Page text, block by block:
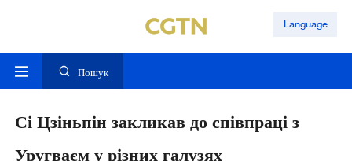
Language
Пошук
Сі Цзіньпін закликав до співпраці з
Уругваєм у різних галузях